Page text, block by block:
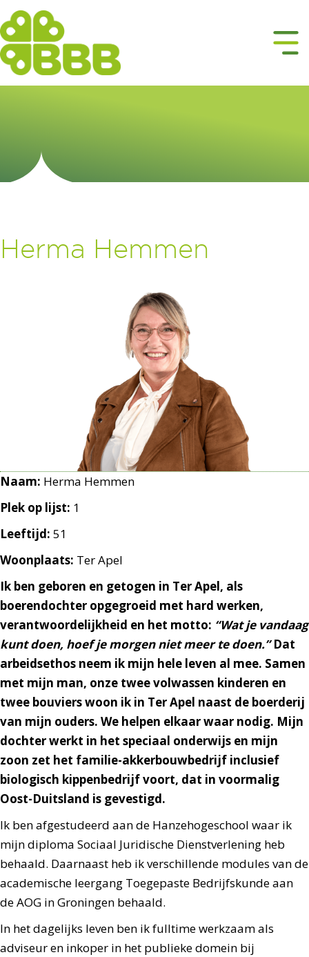
Herma Hemmen
Ik ben geboren en getogen in Ter Apel, als
boerendochter opgegroeid met hard werken,
verantwoordelijkheid en het motto: “Wat je vandaag
kunt doen, hoef je morgen niet meer te doen.”Dat
arbeidsethos neem ik mijn hele leven al mee. Samen
met mijn man, onze twee volwassen kinderen en
twee bouviers woon ik in Ter Apel naast de boerderij
van mijn ouders. We helpen elkaar waar nodig. Mijn
dochter werkt in het speciaal onderwijs en mijn
zoon zet het familie-akkerbouwbedrijf inclusief
biologisch kippenbedrijf voort, dat in voormalig
Oost-Duitsland is gevestigd.
Ik ben afgestudeerd aan de Hanzehogeschool waar ik
mijn diploma Sociaal Juridische Dienstverlening heb
behaald. Daarnaast heb ik verschillende modules van de
academische leergang Toegepaste Bedrijfskunde aan
de AOG in Groningen behaald.
In het dagelijks leven ben ik fulltime werkzaam als
adviseur en inkoper in het publieke domein bij
Naam: Herma Hemmen
Plek op lijst: 1
Leeftijd: 51
Woonplaats: Ter Apel